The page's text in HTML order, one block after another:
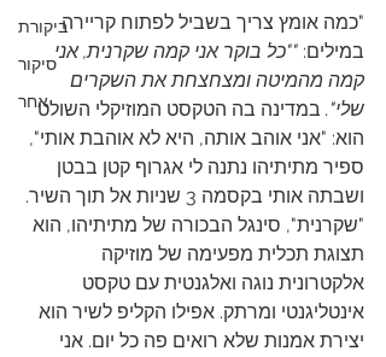
ביקורת
סיקור
אחר
"כמה אומץ צריך בשביל לפתוח קריירה
במילים: ""כל בוקר אני קמה שקרנית, אני
קמה מהמיטה ומצחצחת את השקרים
שלי". במדינה בה הטקסט המוזיקלי השולט
הוא: "אני אוהב אותה, היא לא אוהבת אותי",
ספיר מתיתיהו נתנה לי אגרוף קטן בבטן
ושבתה אותי בקסמה 3 שניות אל תוך השיר.
"שקרנית", סינגל הבכורה של מתיתיהו, הוא
תצוגת תכלית מפעימה של מוזיקה
אלקטרונית נוגה ואלגנטית עם טקסט
אינטליגנטי ומרתק. אפילו הקליפ לשיר הוא
יצירת אמנות שלא רואים פה כל יום. אני